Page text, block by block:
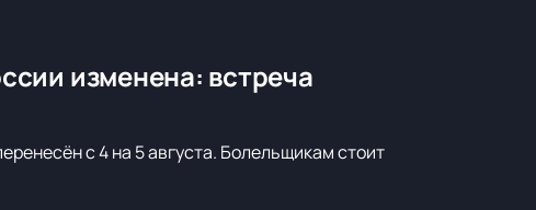
изменена: встреча
с 4 на 5 августа. Болельщикам стоит